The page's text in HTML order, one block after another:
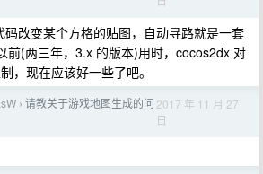
改变某个方格的贴图，自动寻路就是一套
前(两三年，3.x 的版本)用时，cocos2dx 对
，现在应该好一些了吧。
› 请教关于游戏地图生成的问 2017 年 11 月 27
日